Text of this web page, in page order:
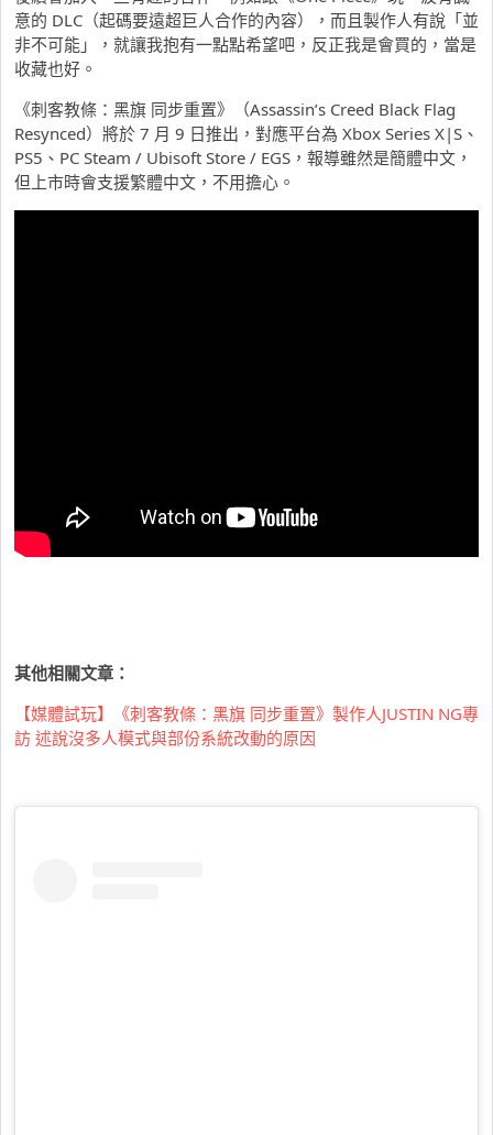
意的 DLC（起碼要遠超巨人合作的內容），而且製作人有說「並
非不可能」，就讓我抱有一點點希望吧，反正我是會買的，當是
收藏也好。
《刺客教條：黑旗 同步重置》（Assassin’s Creed Black Flag
Resynced）將於 7 月 9 日推出，對應平台為 Xbox Series X|S、
PS5、PC Steam / Ubisoft Store / EGS，報導雖然是簡體中文，
但上市時會支援繁體中文，不用擔心。
其他相關文章：
【媒體試玩】《刺客教條：黑旗 同步重置》製作人JUSTIN NG專
訪 述說沒多人模式與部份系統改動的原因